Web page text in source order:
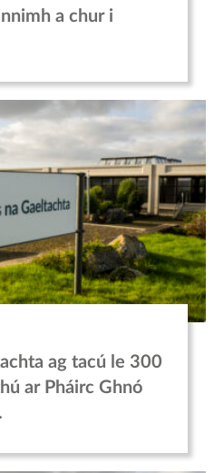
a chur i
ag tacú le 300
ar Pháirc Ghnó